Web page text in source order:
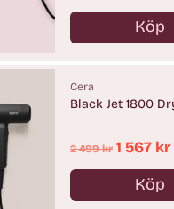
pris
Köp
Antal
Cera
Black Jet 1800
Ordinarie
pris
2 499 kr 1 567 kr
Köp
Antal